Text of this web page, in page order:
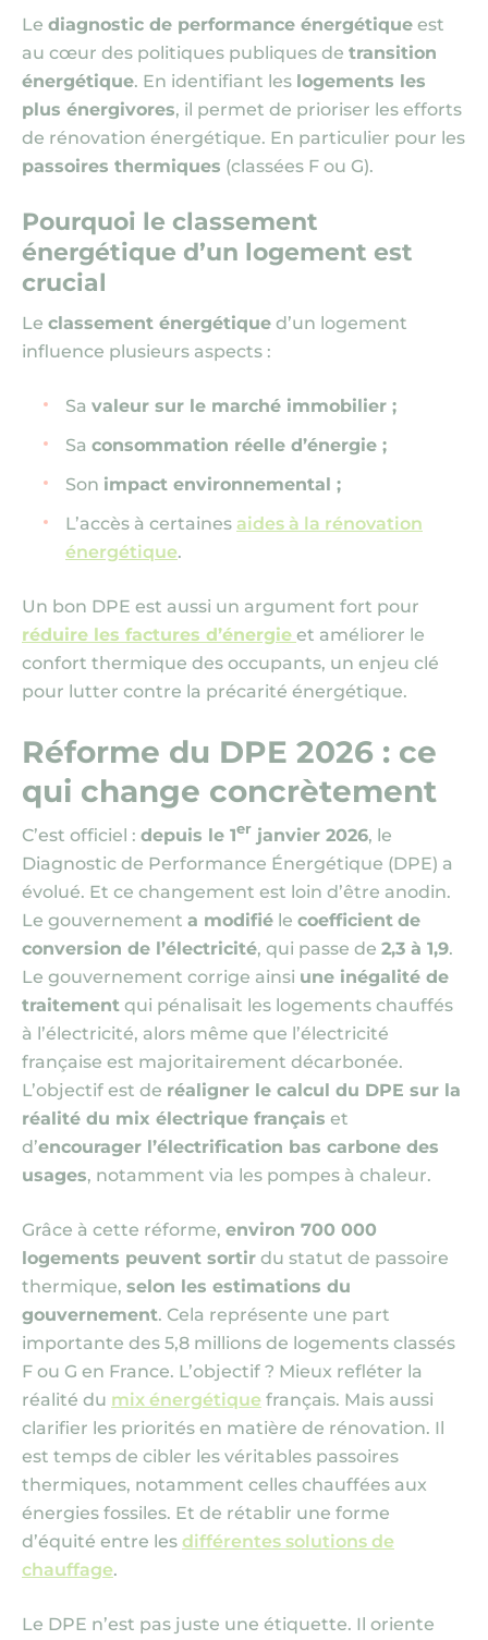
Le diagnostic de performance énergétique est
au cœur des politiques publiques de transition
énergétique. En identifiant les logements les
plus énergivores, il permet de prioriser les efforts
de rénovation énergétique. En particulier pour les
passoires thermiques (classées F ou G).
Pourquoi le classement
énergétique d’un logement est
crucial
Le classement énergétique d’un logement
influence plusieurs aspects :
Sa valeur sur le marché immobilier ;
Sa consommation réelle d’énergie ;
Son impact environnemental ;
L’accès à certaines aides à la rénovation
énergétique.
Un bon DPE est aussi un argument fort pour
réduire les factures d’énergie et améliorer le
confort thermique des occupants, un enjeu clé
pour lutter contre la précarité énergétique.
Réforme du DPE 2026 : ce
qui change concrètement
C’est officiel : depuis le 1er janvier 2026, le
Diagnostic de Performance Énergétique (DPE) a
évolué. Et ce changement est loin d’être anodin.
Le gouvernement a modifié le coefficient de
conversion de l’électricité, qui passe de 2,3 à 1,9.
Le gouvernement corrige ainsi une inégalité de
traitement qui pénalisait les logements chauffés
à l’électricité, alors même que l’électricité
française est majoritairement décarbonée.
L’objectif est de réaligner le calcul du DPE sur la
réalité du mix électrique français et
d’encourager l’électrification bas carbone des
usages, notamment via les pompes à chaleur.
Grâce à cette réforme, environ 700 000
logements peuvent sortir du statut de passoire
thermique, selon les estimations du
gouvernement. Cela représente une part
importante des 5,8 millions de logements classés
F ou G en France. L’objectif ? Mieux refléter la
réalité du mix énergétique français. Mais aussi
clarifier les priorités en matière de rénovation. Il
est temps de cibler les véritables passoires
thermiques, notamment celles chauffées aux
énergies fossiles. Et de rétablir une forme
d’équité entre les différentes solutions de
chauffage.
Le DPE n’est pas juste une étiquette. Il oriente